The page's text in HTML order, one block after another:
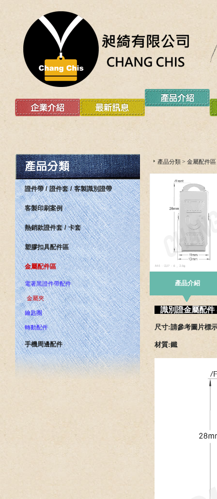
證件帶 / 證件套 / 客製識別證帶
客製印刷案例
熱銷款證件套 / 卡套
塑膠扣具配件區
金屬配件區
電著黑證件帶配件
金屬夾
鑰匙圈
轉動配件
手機周邊配件
產品分類 > 金屬配件區
產品介紹
識別證金屬配
尺寸:請參考圖片標
材質:鐵